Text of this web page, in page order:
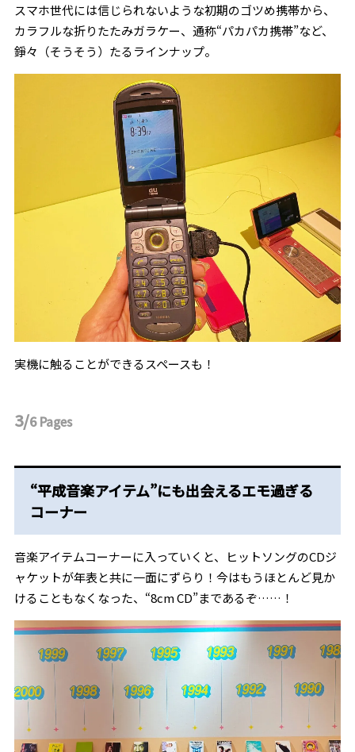
スマホ世代には信じられないような初期のゴツめ携帯から、
カラフルな折りたたみガラケー、通称“パカパカ携帯”など、
錚々（そうそう）たるラインナップ。
実機に触ることができるスペースも！
3/6Pages
“平成音楽アイテム”にも出会えるエモ過ぎる
コーナー
音楽アイテムコーナーに入っていくと、ヒットソングのCDジ
ャケットが年表と共に一面にずらり！今はもうほとんど見か
けることもなくなった、“8cm CD”まであるぞ……！